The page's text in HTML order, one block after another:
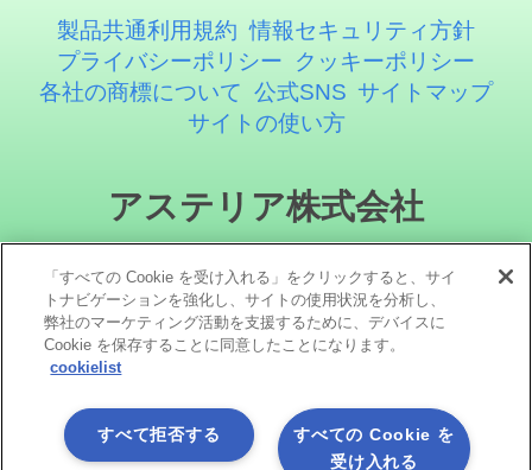
製品共通利用規約 情報セキュリティ方針
プライバシーポリシー
クッキーポリシー
各社の商標について 公式SNS サイトマップ
サイトの使い方
アステリア株式会社
ソーシャルメディア
「すべての Cookie を受け入れる」をクリックすると、サイ
トナビゲーションを強化し、サイトの使用状況を分析し、
弊社のマーケティング活動を支援するために、デバイスに
Cookie を保存することに同意したことになります。
cookielist
すべての Cookie を
受け入れる
すべて拒否する